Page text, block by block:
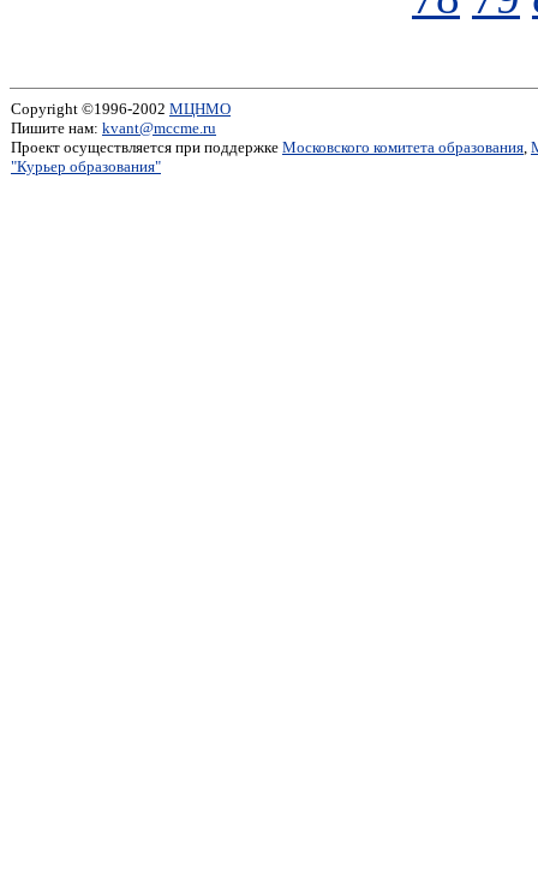
Copyright ©1996-2002 МЦНМО
Пишите нам: kvant@mccme.ru
Проект осуществляется при поддержке Московского комитета образования,
"Курьер образования"